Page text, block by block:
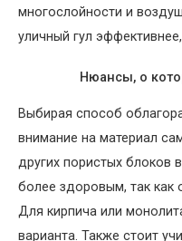
многослойности и
уличный гул
Нюансы, о
Выбирая способ
внимание на материал
других пористых блоков
более здоровым, так как
Для кирпича или
варианта. Также стоит